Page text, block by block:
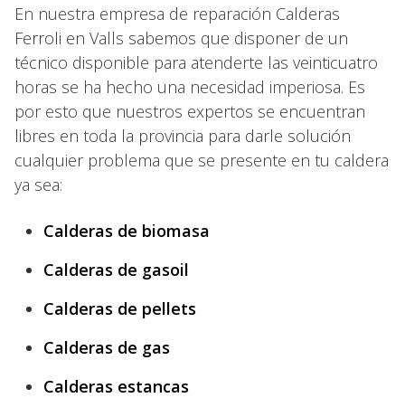
En nuestra empresa de reparación Calderas
Ferroli en Valls sabemos que disponer de un
técnico disponible para atenderte las veinticuatro
horas se ha hecho una necesidad imperiosa. Es
por esto que nuestros expertos se encuentran
libres en toda la provincia para darle solución
cualquier problema que se presente en tu caldera
ya sea:
Calderas de biomasa
Calderas de gasoil
Calderas de pellets
Calderas de gas
Calderas estancas